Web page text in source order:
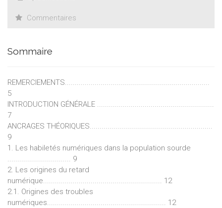
sensorielles, auditives ou visuelles. Elle s’adresse tant aux
de la Francophonie.
Commentaires
Sommaire
REMERCIEMENTS.........................................................................
5
INTRODUCTION GÉNÉRALE ...........................................................
7
ANCRAGES THÉORIQUES..............................................................
9
1. Les habiletés numériques dans la population sourde
................................ 9
2. Les origines du retard
numérique............................................................ 12
2.1. Origines des troubles
numériques............................................................ 12